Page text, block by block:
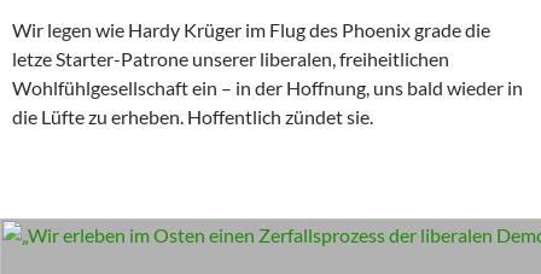
Wir legen wie Hardy Krüger im Flug des Phoenix grade die
letze Starter-Patrone unserer liberalen, freiheitlichen
Wohlfühlgesellschaft ein – in der Hoffnung, uns bald wieder in
die Lüfte zu erheben. Hoffentlich zündet sie.